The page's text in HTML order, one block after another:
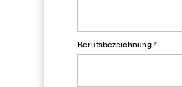
Berufsbezeichnung *